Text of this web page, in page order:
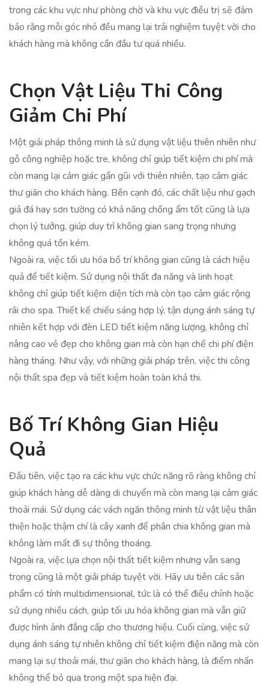
trong các khu vực như phòng chờ và khu vực điều trị sẽ đảm
bảo rằng mỗi góc nhỏ đều mang lại trải nghiệm tuyệt vời cho
khách hàng mà không cần đầu tư quá nhiều.
Chọn Vật Liệu Thi Công
Giảm Chi Phí
Một giải pháp thông minh là sử dụng vật liệu thiên nhiên như
gỗ công nghiệp hoặc tre, không chỉ giúp tiết kiệm chi phí mà
còn mang lại cảm giác gần gũi với thiên nhiên, tạo cảm giác
thư giãn cho khách hàng. Bên cạnh đó, các chất liệu như gạch
giả đá hay sơn tường có khả năng chống ẩm tốt cũng là lựa
chọn lý tưởng, giúp duy trì không gian sang trọng nhưng
không quá tốn kém.
Ngoài ra, việc tối ưu hóa bố trí không gian cũng là cách hiệu
quả để tiết kiệm. Sử dụng nội thất đa năng và linh hoạt
không chỉ giúp tiết kiệm diện tích mà còn tạo cảm giác rộng
rãi cho spa. Thiết kế chiếu sáng hợp lý, tận dụng ánh sáng tự
nhiên kết hợp với đèn LED tiết kiệm năng lượng, không chỉ
nâng cao vẻ đẹp cho không gian mà còn hạn chế chi phí điện
hàng tháng. Như vậy, với những giải pháp trên, việc thi công
nội thất spa đẹp và tiết kiệm hoàn toàn khả thi.
Bố Trí Không Gian Hiệu
Quả
Đầu tiên, việc tạo ra các khu vực chức năng rõ ràng không chỉ
giúp khách hàng dễ dàng di chuyển mà còn mang lại cảm giác
thoải mái. Sử dụng các vách ngăn thông minh từ vật liệu thân
thiện hoặc thậm chí là cây xanh để phân chia không gian mà
không làm mất đi sự thông thoáng.
Ngoài ra, việc lựa chọn nội thất tiết kiệm nhưng vẫn sang
trọng cũng là một giải pháp tuyệt vời. Hãy ưu tiên các sản
phẩm có tính multidimensional, tức là có thể điều chỉnh hoặc
sử dụng nhiều cách, giúp tối ưu hóa không gian mà vẫn giữ
được hình ảnh đẳng cấp cho thương hiệu. Cuối cùng, việc sử
dụng ánh sáng tự nhiên không chỉ tiết kiệm điện năng mà còn
mang lại sự thoải mái, thư giãn cho khách hàng, là điểm nhấn
không thể bỏ qua trong một spa hiện đại.